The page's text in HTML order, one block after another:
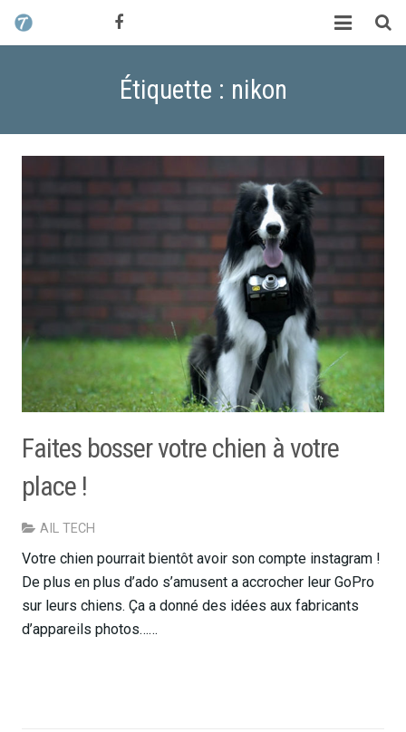
WORK
ALEX HALIMI
Étiquette : nikon
Faites bosser votre chien à votre
place !
AIL TECH
Votre chien pourrait bientôt avoir son compte instagram !
De plus en plus d’ado s’amusent a accrocher leur GoPro
sur leurs chiens. Ça a donné des idées aux fabricants
d’appareils photos……